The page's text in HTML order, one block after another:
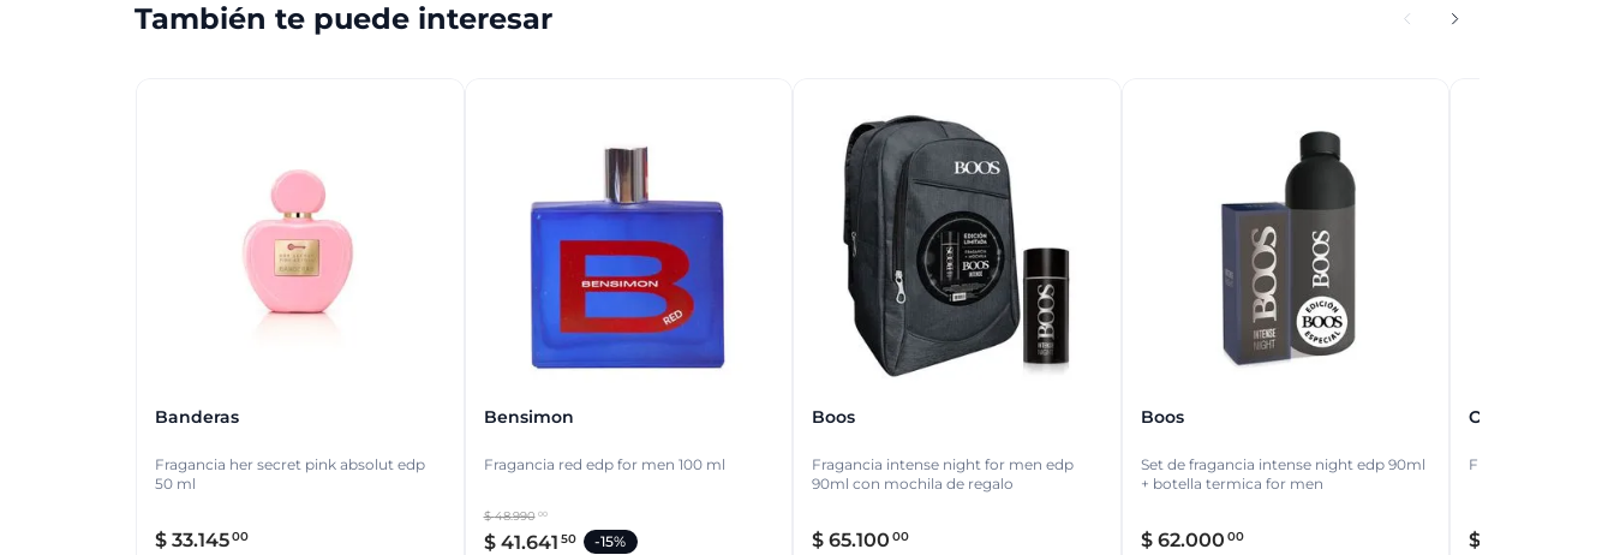
También te puede interesar
Banderas
Fragancia her secret pink absolut edp
50 ml
$ 33.14500
Bensimon
Fragancia red edp for men 100 ml
$ 48.990 00
$ 41.641 50 -15%
Boos
Fragancia intense night for men edp
90ml con mochila de regalo
$ 65.100 00
Boos
Set de fragancia intense night edp 90ml
+ botella termica for men
$ 62.000 00
Ona Saez
Fragancia mito edp
$